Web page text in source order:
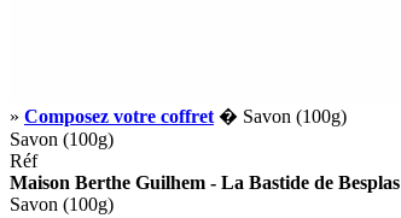
» Composez votre coffret � Savon (100g)
Savon (100g)
Réf
Maison Berthe Guilhem - La Bastide de Besplas
Savon (100g)